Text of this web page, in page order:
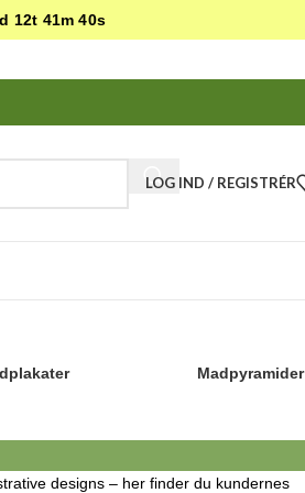
12t 41m 38s
LOG IND / REGISTRÉR
Madpyramider
designs – her finder du kundernes